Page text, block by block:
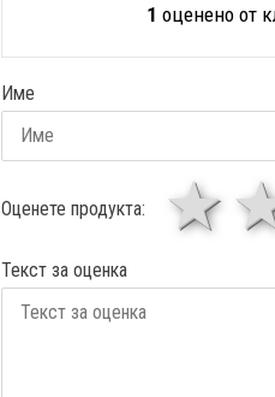
1 оценено от
Име
Оценете продукта:
Текст за оценка